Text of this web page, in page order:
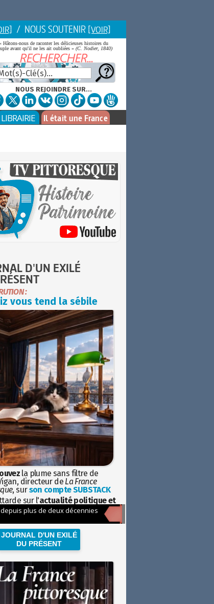
/ NOUS SOUTENIR [VOIR]
Hâtons-nous de raconter les délicieuses histoires du
avant qu'il ne les ait oubliées » (C. Nodier, 1840)
NOUS REJOINDRE SUR...
LIBRAIRIE Il était une France
D'UN EXILÉ
:
vous tend la sébile
la plume sans filtre de
directeur de La France
, surson compte SUBSTACK
sur l'actualité politique et
avec la hauteur de vue de
JOURNAL D'UN EXILÉ
DU PRÉSENT